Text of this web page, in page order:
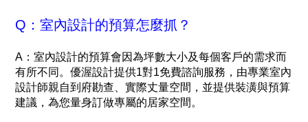
Q：室內設計的預算怎麼抓？
A：室內設計的預算會因為坪數大小及每個客戶的需求而
有所不同。優渥設計提供1對1免費諮詢服務，由專業室內
設計師親自到府勘查、實際丈量空間，並提供裝潢與預算
建議，為您量身訂做專屬的居家空間。